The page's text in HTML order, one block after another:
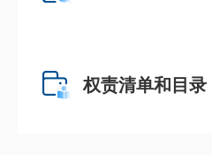
权责清单和目录